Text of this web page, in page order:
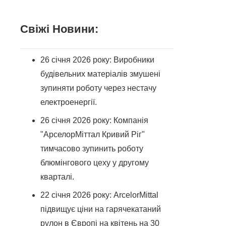
Свіжі Новини:
26 січня 2026 року: Виробники
будівельних матеріалів змушені
зупиняти роботу через нестачу
електроенергії.
26 січня 2026 року: Компанія
"АрселорМіттал Кривий Ріг"
тимчасово зупинить роботу
блюмінгового цеху у другому
кварталі.
22 січня 2026 року: ArcelorMittal
підвищує ціни на гарячекатаний
рулон в Європі на квітень на 30